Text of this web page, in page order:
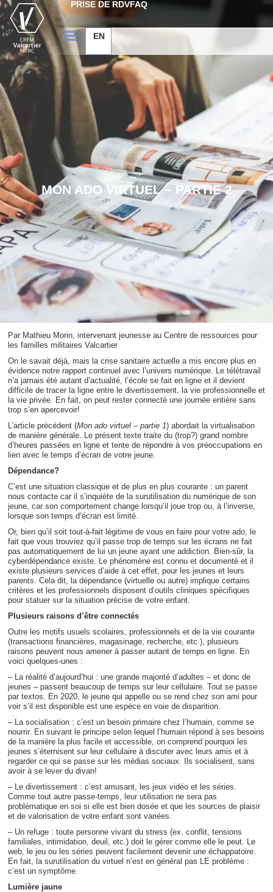
PRISE DE RDVFAQ
EN
MON ADO VIRTUEL – PARTIE 2
Par Mathieu Morin, intervenant jeunesse au Centre de ressources pour
les familles militaires Valcartier
On le savait déjà, mais la crise sanitaire actuelle a mis encore plus en
évidence notre rapport continuel avec l’univers numérique. Le télétravail
n’a jamais été autant d’actualité, l’école se fait en ligne et il devient
difficile de tracer la ligne entre le divertissement, la vie professionnelle et
la vie privée. En fait, on peut rester connecté une journée entière sans
trop s’en apercevoir!
L’article précédent (Mon ado virtuel – partie 1) abordait la virtualisation
de manière générale. Le présent texte traite du (trop?) grand nombre
d’heures passées en ligne et tente de répondre à vos préoccupations en
lien avec le temps d’écran de votre jeune.
Dépendance?
C’est une situation classique et de plus en plus courante : un parent
nous contacte car il s’inquiète de la surutilisation du numérique de son
jeune, car son comportement change lorsqu’il joue trop ou, à l’inverse,
lorsque son temps d’écran est limité.
Or, bien qu’il soit tout-à-fait légitime de vous en faire pour votre ado, le
fait que vous trouviez qu’il passe trop de temps sur les écrans ne fait
pas automatiquement de lui un jeune ayant une addiction. Bien-sûr, la
cyberdépendance existe. Le phénomène est connu et documenté et il
existe plusieurs services d’aide à cet effet, pour les jeunes et leurs
parents. Cela dit, la dépendance (virtuelle ou autre) implique certains
critères et les professionnels disposent d’outils cliniques spécifiques
pour statuer sur la situation précise de votre enfant.
Plusieurs raisons d’être connectés
Outre les motifs usuels scolaires, professionnels et de la vie courante
(transactions financières, magasinage, recherche, etc.), plusieurs
raisons peuvent nous amener à passer autant de temps en ligne. En
voici quelques-unes :
– La réalité d’aujourd’hui : une grande majorité d’adultes – et donc de
jeunes – passent beaucoup de temps sur leur cellulaire. Tout se passe
par textos. En 2020, le jeune qui appelle ou se rend chez son ami pour
voir s’il est disponible est une espèce en voie de disparition.
– La socialisation : c’est un besoin primaire chez l’humain, comme se
nourrir. En suivant le principe selon lequel l’humain répond à ses besoins
de la manière la plus facile et accessible, on comprend pourquoi les
jeunes s’éternisent sur leur cellulaire à discuter avec leurs amis et à
regarder ce qui se passe sur les médias sociaux. Ils socialisent, sans
avoir à se lever du divan!
– Le divertissement : c’est amusant, les jeux vidéo et les séries.
Comme tout autre passe-temps, leur utilisation ne sera pas
problématique en soi si elle est bien dosée et que les sources de plaisir
et de valorisation de votre enfant sont variées.
– Un refuge : toute personne vivant du stress (ex. conflit, tensions
familiales, intimidation, deuil, etc.) doit le gérer comme elle le peut. Le
web, le jeu ou les séries peuvent facilement devenir une échappatoire.
En fait, la surutilisation du virtuel n’est en général pas LE problème :
c’est un symptôme.
Lumière jaune